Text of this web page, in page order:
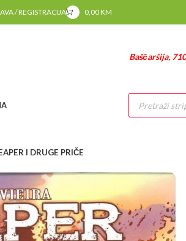
/ REGISTRACIJA 0,00KM
Baščaršija,
Products
search
I DRUGE PRIČE